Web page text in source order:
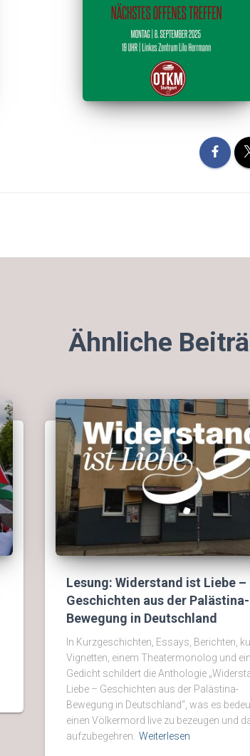
Ähnliche
Lesung: Widerstand ist Liebe –
Geschichten aus der Palästina-
Bewegung in Deutschland
In Kurzgeschichten, Essays, Berichten,
Vignetten, einem Theatermonolog und
Gedicht schildert die Anthologie
Liebe – Geschichten aus der Palästina-
Bewegung in Deutschland“, was es
einen Völkermord live zu bezeugen und
aufzubegehren. Weiterlesen